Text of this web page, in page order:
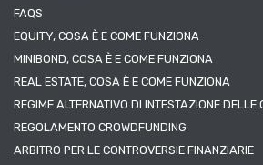
FAQS
EQUITY, COSA È E COME FUNZIONA
MINIBOND, COSA È E COME FUNZIONA
REAL ESTATE, COSA È E COME FUNZIONA
REGIME ALTERNATIVO DI INTESTAZIONE DELLE
REGOLAMENTO CROWDFUNDING
ARBITRO PER LE CONTROVERSIE FINANZIARIE